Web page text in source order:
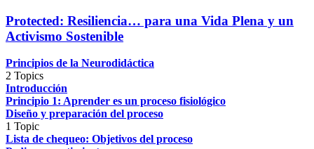
Protected: Resiliencia… para una Vida Plena y un
Activismo Sostenible
Principios de la Neurodidáctica
2 Topics
Introducción
Principio 1: Aprender es un proceso fisiológico
Diseño y preparación del proceso
1 Topic
Lista de chequeo: Objetivos del proceso